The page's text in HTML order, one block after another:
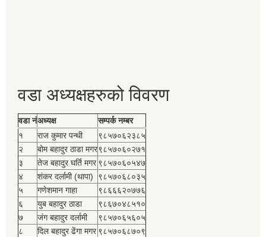
वडा अध्यक्षहरुको विवरण
वडा नंअध्यक्ष
सम्पर्क नम्बर
१
राज कुमार पन्थी
९८५७०६२३८५
२
बोम बहादुर ठाडा मगर९८५७०६०२७१
३
तेज बहादुर घर्ति मगर ९८५७०६०५४७
४
शंकर दर्लामी (थापा)
९८५७०६८०३५
५
गणेशमान गाहा
९८६६६२०७७६
६
युब बहादुर ठाडा
९८६७०४८५१०
७
जंग बहादुर दर्लामी
९८५७०६५६०५
८
दिल बहादुर ढेंगा मगर ९८५७०६८७०९